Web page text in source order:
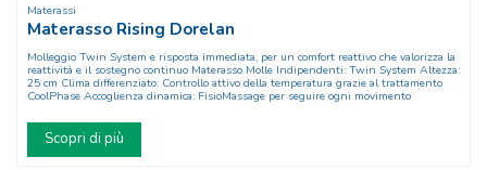
Materassi
Materasso Rising Dorelan
Molleggio Twin System e risposta immediata, per un comfort reattivo che valorizza la
reattività e il sostegno continuo Materasso Molle Indipendenti: Twin System Altezza:
25 cm Clima differenziato: Controllo attivo della temperatura grazie al trattamento
CoolPhase Accoglienza dinamica: FisioMassage per seguire ogni movimento
Scopri di più